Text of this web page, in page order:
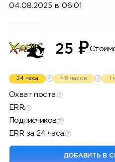
04.08.2025 в 06:01
25 ₽
24 часа 48 часов 1
Охват поста:
ERR:
Подписчиков:
ERR за 24 часа:
ДОБАВИТЬ В